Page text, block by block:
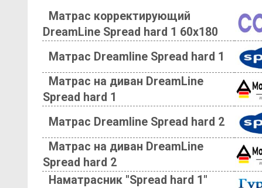
Матрас корректирующий
DreamLine Spread hard 1 60х180
Матрас Dreamline Spread hard 1
Матрас на диван DreamLine
Spread hard 1
Матрас Dreamline Spread hard 2
Матрас на диван DreamLine
Spread hard 2
Наматрасник "Spread hard 1"